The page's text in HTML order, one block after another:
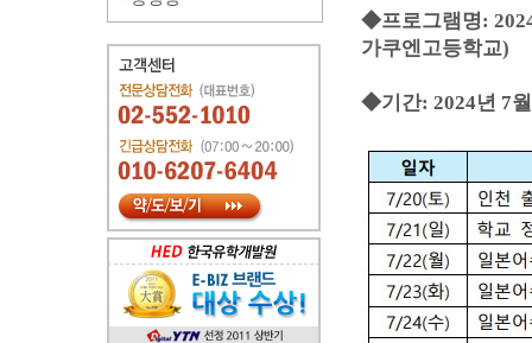
◆프로그램명:
가쿠엔고등학교)
◆기간: 2024년 7